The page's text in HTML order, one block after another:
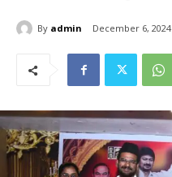
By admin December 6, 2024